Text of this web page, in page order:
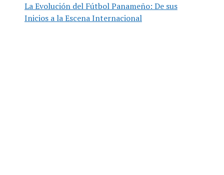
La Evolución del Fútbol Panameño: De sus
Inicios a la Escena Internacional